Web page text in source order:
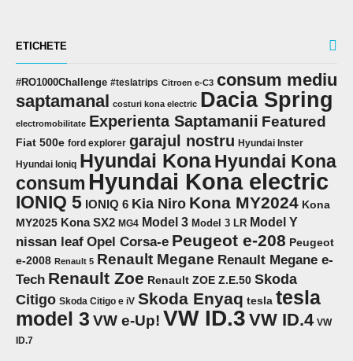
ETICHETE
#RO1000Challenge #teslatrips Citroen e-C3 consum mediu
saptamanal costuri kona electric Dacia Spring
electromobilitate Experienta Saptamanii Featured
Fiat 500e ford explorer garajul nostru Hyundai Inster
Hyundai Ioniq Hyundai KonaHyundai Kona
consum Hyundai Kona electric
IONIQ 5 IONIQ 6 Kia Niro Kona MY2024 Kona
MY2025 Kona SX2 MG4 Model 3 Model 3 LR Model Y
nissan leaf Opel Corsa-e Peugeot e-208 Peugeot
e-2008 Renault 5 Renault Megane Renault Megane e-
Tech Renault Zoe Renault ZOE Z.E.50 Skoda
Citigo Skoda Citigo e iV Skoda Enyaq tesla tesla
model 3 VW e-Up! VW ID.3 VW ID.4 VW
ID.7